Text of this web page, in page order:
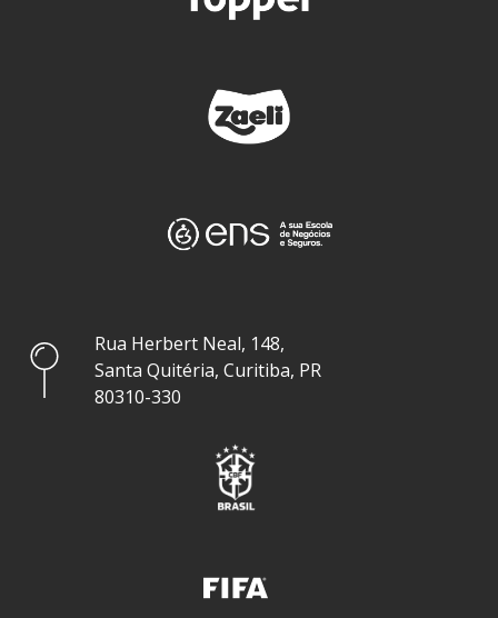
Rua Herbert Neal, 148,
Santa Quitéria, Curitiba, PR
80310-330